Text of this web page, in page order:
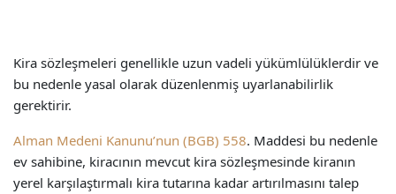
Kira sözleşmeleri genellikle uzun vadeli yükümlülüklerdir ve
bu nedenle yasal olarak düzenlenmiş uyarlanabilirlik
gerektirir.
Alman Medeni Kanunu’nun (BGB) 558. Maddesi bu nedenle
ev sahibine, kiracının mevcut kira sözleşmesinde kiranın
yerel karşılaştırmalı kira tutarına kadar artırılmasını talep